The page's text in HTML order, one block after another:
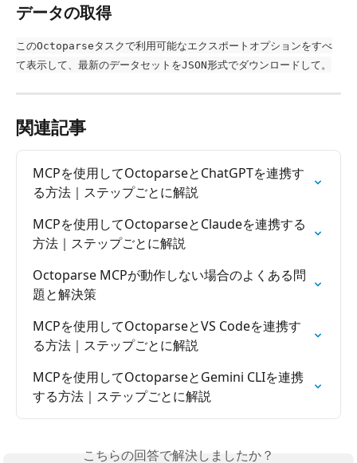
データの取得
このOctoparseタスクで利用可能なエクスポートオプションをすべ
て表示して、最新のデータセットをJSON形式でダウンロードして。
関連記事
MCPを使用してOctoparseとChatGPTを連携す
る方法｜ステップごとに解説
MCPを使用してOctoparseとClaudeを連携する
方法｜ステップごとに解説
Octoparse MCPが動作しない場合のよくある問
題と解決策
MCPを使用してOctoparseとVS Codeを連携す
る方法｜ステップごとに解説
MCPを使用してOctoparseとGemini CLIを連携
する方法｜ステップごとに解説
こちらの回答で解決しましたか？